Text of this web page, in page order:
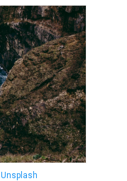
Unsplash